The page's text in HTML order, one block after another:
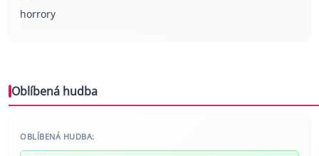
horrory
Oblíbená hudba
OBLÍBENÁ HUDBA: